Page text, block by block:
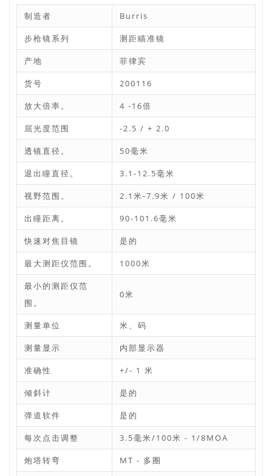
制造者 Burris
步枪镜系列 测距瞄准镜
产地 菲律宾
货号 200116
放大倍率。 4 -16倍
屈光度范围 -2.5 / + 2.0
透镜直径。 50毫米
退出瞳直径。 3.1-12.5毫米
视野范围。 2.1米-7.9米 / 100米
出瞳距离。 90-101.6毫米
快速对焦目镜 是的
最大测距仪范围。 1000米
最小的测距仪范
围。
0米
测量单位 米、码
测量显示 内部显示器
准确性 +/- 1 米
倾斜计 是的
弹道软件 是的
每次点击调整 3.5毫米/100米 - 1/8MOA
炮塔转弯 MT - 多圈